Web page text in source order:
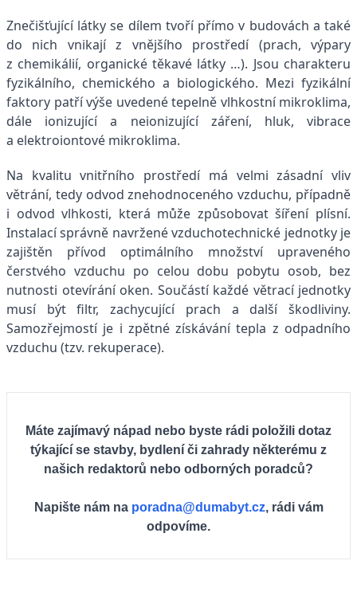
Znečišťující látky se dílem tvoří přímo v budovách a také
do nich vnikají z vnějšího prostředí (prach, výpary
z chemikálií, organické těkavé látky …). Jsou charakteru
fyzikálního, chemického a biologického. Mezi fyzikální
faktory patří výše uvedené tepelně vlhkostní mikroklima,
dále ionizující a neionizující záření, hluk, vibrace
a elektroiontové mikroklima.
Na kvalitu vnitřního prostředí má velmi zásadní vliv
větrání, tedy odvod znehodnoceného vzduchu, případně
i odvod vlhkosti, která může způsobovat šíření plísní.
Instalací správně navržené vzduchotechnické jednotky je
zajištěn přívod optimálního množství upraveného
čerstvého vzduchu po celou dobu pobytu osob, bez
nutnosti otevírání oken. Součástí každé větrací jednotky
musí být filtr, zachycující prach a další škodliviny.
Samozřejmostí je i zpětné získávání tepla z odpadního
vzduchu (tzv. rekuperace).
Máte zajímavý nápad nebo byste rádi položili dotaz
týkající se stavby, bydlení či zahrady některému z
našich redaktorů nebo odborných poradců?
Napište nám na poradna@dumabyt.cz, rádi vám
odpovíme.